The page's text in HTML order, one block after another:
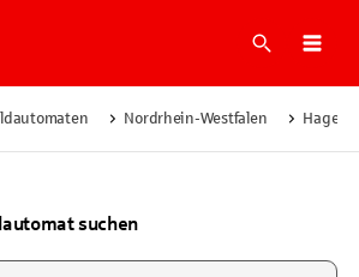
Suche
Nordrhein-Westfalen Hagen
suchen